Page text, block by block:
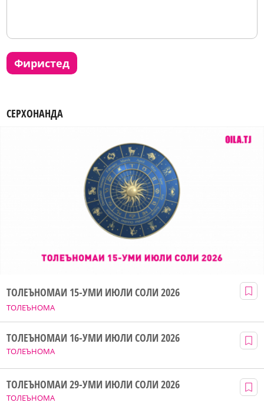
фиристед
СЕРХОНАНДА
ТОЛЕЪНОМА
ТОЛЕЪНОМАИ 15-УМИ ИЮЛИ СОЛИ 2026
ТОЛЕЪНОМА
ТОЛЕЪНОМАИ 16-УМИ ИЮЛИ СОЛИ 2026
ТОЛЕЪНОМА
ТОЛЕЪНОМАИ 29-УМИ ИЮЛИ СОЛИ 2026